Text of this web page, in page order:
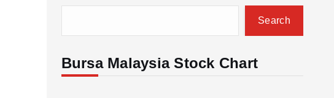
Search
Bursa Malaysia Stock Chart